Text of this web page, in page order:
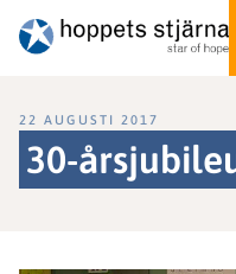
22 AUGUSTI 2017
30-